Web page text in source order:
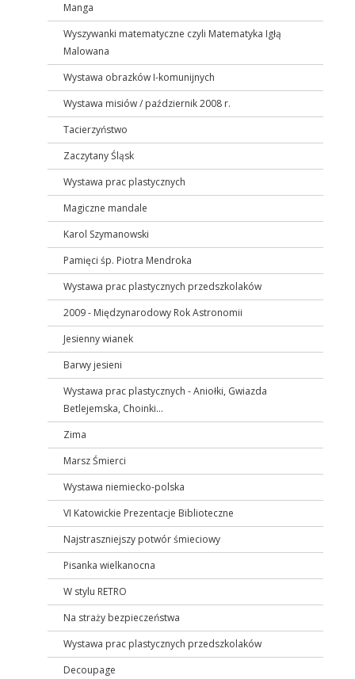
Manga
Wyszywanki matematyczne czyli Matematyka Igłą
Malowana
Wystawa obrazków I-komunijnych
Wystawa misiów / październik 2008 r.
Tacierzyństwo
Zaczytany Śląsk
Wystawa prac plastycznych
Magiczne mandale
Karol Szymanowski
Pamięci śp. Piotra Mendroka
Wystawa prac plastycznych przedszkolaków
2009 - Międzynarodowy Rok Astronomii
Jesienny wianek
Barwy jesieni
Wystawa prac plastycznych - Aniołki, Gwiazda
Betlejemska, Choinki...
Zima
Marsz Śmierci
Wystawa niemiecko-polska
VI Katowickie Prezentacje Biblioteczne
Najstraszniejszy potwór śmieciowy
Pisanka wielkanocna
W stylu RETRO
Na straży bezpieczeństwa
Wystawa prac plastycznych przedszkolaków
Decoupage